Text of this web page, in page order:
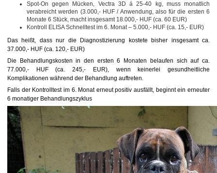
Spot-On gegen Mücken, Vectra 3D á 25-40 kg, muss monatlich
verabreicht werden (3.000,- HUF / Anwendung, also für die ersten 6
Monate 6 Stück, macht insgesamt 18.000,- HUF (ca. 60 EUR)
Kontroll ELISA Schnelltest im 6. Monat – 5.000,- HUF (ca. 15,- EUR)
Das heißt, dass nur die Diagnostizierung kostete bisher insgesamt ca.
37.000,- HUF (ca. 120,- EUR)
Die Behandlungskosten in den ersten 6 Monaten belaufen sich auf ca.
77.000,- HUF (ca. 245,- EUR), wenn keinerlei gesundheitliche
Komplikationen während der Behandlung auftreten.
Falls der Kontrolltest im 6. Monat erneut positiv ausfällt, beginnt ein erneuter
6 monatiger Behandlungszyklus